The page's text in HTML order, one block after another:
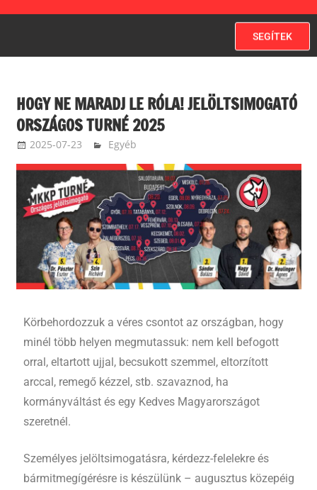
SEGÍTEK
HOGY NE MARADJ LE RÓLA! JELÖLTSIMOGATÓ
ORSZÁGOS TURNÉ 2025
2025-07-23 MKKP
Egyéb
Körbehordozzuk a véres csontot az országban, hogy
minél több helyen megmutassuk: nem kell befogott
orral, eltartott ujjal, becsukott szemmel, eltorzított
arccal, remegő kézzel, stb. szavaznod, ha
kormányváltást és egy Kedves Magyarországot
szeretnél.
Személyes jelöltsimogatásra, kérdezz-felelekre és
bármitmegígérésre is készülünk – augusztus közepéig